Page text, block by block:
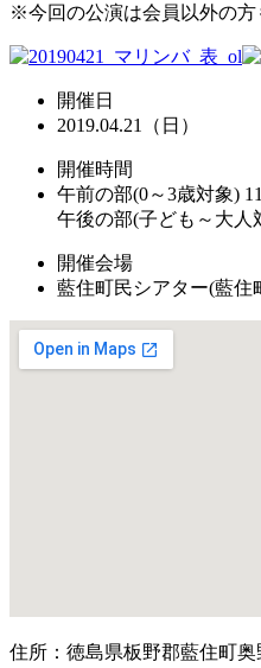
※今回の公演は会員以外の方
開催日
2019.04.21（日）
開催時間
午前の部(0～3歳対象)
午後の部(子ども～大人
開催会場
藍住町民シアター(藍住
住所：徳島県板野郡藍住町奥